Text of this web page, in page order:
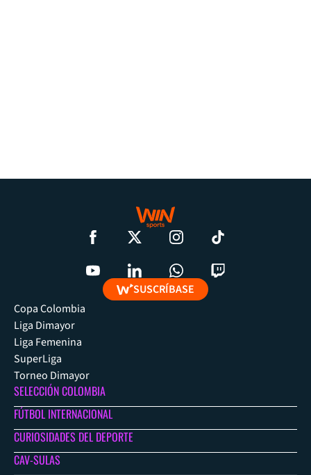
SUSCRÍBASE
Copa Colombia
Liga Dimayor
Liga Femenina
SuperLiga
Torneo Dimayor
SELECCIÓN COLOMBIA
FÚTBOL INTERNACIONAL
CURIOSIDADES DEL DEPORTE
CAV-SULAS